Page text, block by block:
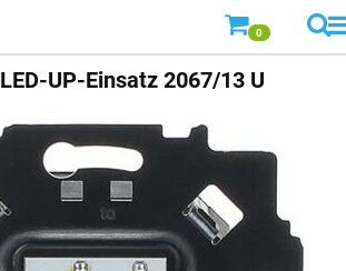
0
LED-UP-Einsatz 2067/13 U